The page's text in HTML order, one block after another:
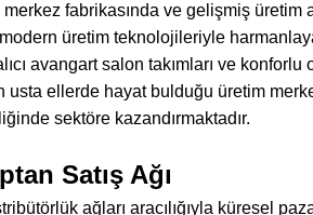
fabrikasında ve gelişmiş üretim
üretim teknolojileriyle
avangart salon takımları ve konforlu
usta ellerde hayat bulduğu üretim
sektöre kazandırmaktadır.
Satış Ağı
ağları aracılığıyla küresel